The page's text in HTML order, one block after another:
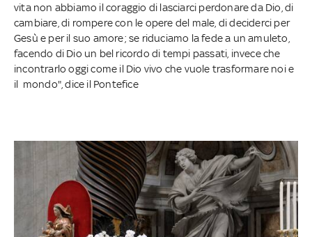
vita non abbiamo il coraggio di lasciarci perdonare da Dio, di
cambiare, di rompere con le opere del male, di deciderci per
Gesù e per il suo amore; se riduciamo la fede a un amuleto,
facendo di Dio un bel ricordo di tempi passati, invece che
incontrarlo oggi come il Dio vivo che vuole trasformare noi e
il mondo", dice il Pontefice